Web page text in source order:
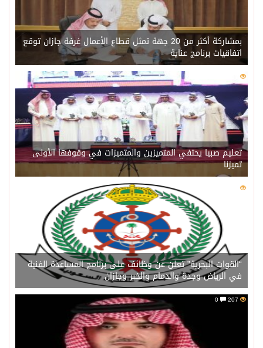
بمشاركة أكثر من 20 جهة تمثل قطاع الأعمال غرفة جازان توقع
اتفاقيات برنامج عناية
217
تعليم صبيا يحتفي المتميزين والمتميزات في وقوفها الأولى
تميزنا
211
“القوات البحرية” تعلن عن وظائف على برنامج المساعدة الفنية
في الرياض وجدة والدمام والخبر وجازان
207